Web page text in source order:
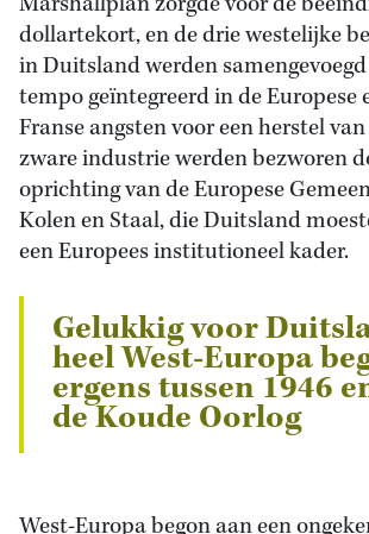
dollartekort, en de drie westelijke
in Duitsland werden
tempo geïntegreerd in de Europese
Franse angsten voor een herstel
zware industrie werden bezworen
oprichting van de Europese
Kolen en Staal, die Duitsland
een Europees institutioneel kader.
Gelukkig voor
heel West-Europa
ergens tussen 1946
de Koude Oorlog
West-Europa begon aan een